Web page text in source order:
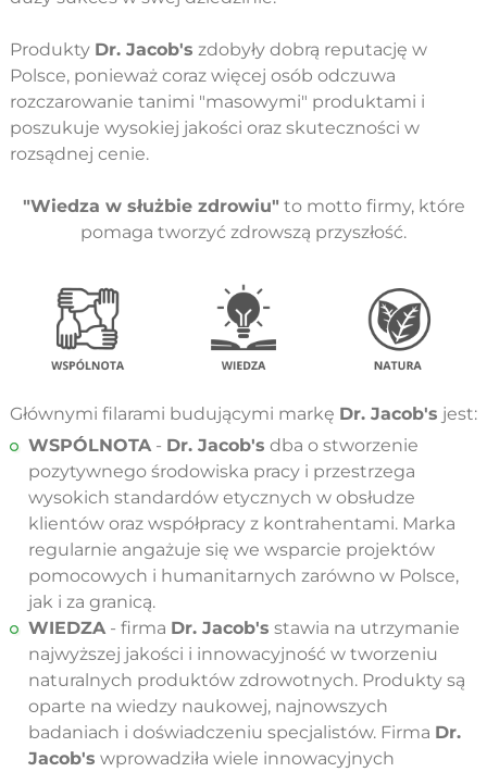
Produkty Dr. Jacob's zdobyły dobrą reputację w
Polsce, ponieważ coraz więcej osób odczuwa
rozczarowanie tanimi "masowymi" produktami i
poszukuje wysokiej jakości oraz skuteczności w
rozsądnej cenie.
"Wiedza w służbie zdrowiu"to motto firmy, które
pomaga tworzyć zdrowszą przyszłość.
Głównymi filarami budującymi markę Dr. Jacob's jest:
WSPÓLNOTA - Dr. Jacob's dba o stworzenie
pozytywnego środowiska pracy i przestrzega
wysokich standardów etycznych w obsłudze
klientów oraz współpracy z kontrahentami. Marka
regularnie angażuje się we wsparcie projektów
pomocowych i humanitarnych zarówno w Polsce,
jak i za granicą.
WIEDZA - firma Dr. Jacob's stawia na utrzymanie
najwyższej jakości i innowacyjność w tworzeniu
naturalnych produktów zdrowotnych. Produkty są
oparte na wiedzy naukowej, najnowszych
badaniach i doświadczeniu specjalistów. Firma Dr.
Jacob's wprowadziła wiele innowacyjnych